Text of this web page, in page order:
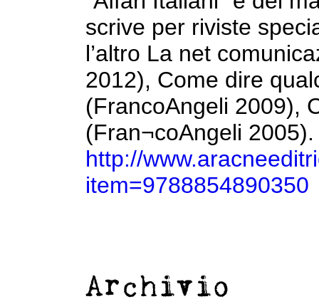
scrive per riviste
l’altro La net
2012), Come dire
(FrancoAngeli 2009),
(Fran¬coAngeli 2005).
http://
item=9788854890350
Archivio